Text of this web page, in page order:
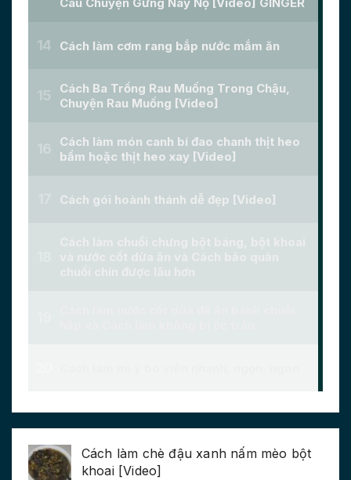
Cách làm chè đậu xanh nấm mèo bột
khoai [Video]